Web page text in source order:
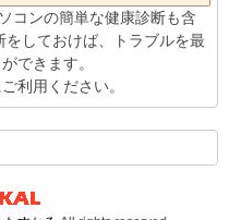
コンの簡単な健康診断も含
しておけば、トラブルを最
できます。
利用ください。